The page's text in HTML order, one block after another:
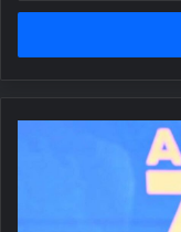
adresinizi